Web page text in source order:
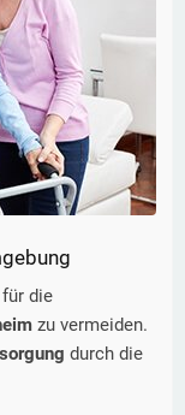
für die
zu vermeiden.
durch die